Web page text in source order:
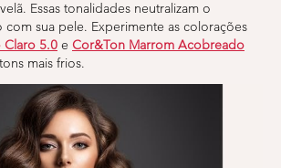
Essas tonalidades neutralizam o
com sua pele. Experimente as colorações
Claro 5.0 e Cor&Ton Marrom Acobreado
mais frios.